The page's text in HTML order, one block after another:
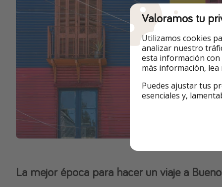
La mejor época para hacer un viaje a
Valoramos tu
Utilizamos cookies
analizar nuestro
esta información con
más información,
Puedes ajustar tus
esenciales y,